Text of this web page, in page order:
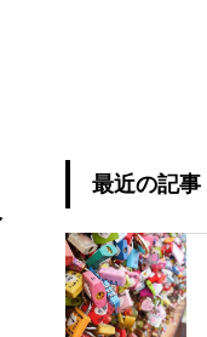
最近の記事